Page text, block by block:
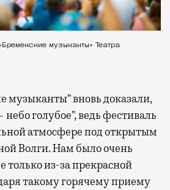
музыканты» Театра
музыканты” вновь доказали,
голубое”, ведь фестиваль
атмосфере под открытым
Волги. Нам было очень
только из-за прекрасной
такому горячему приему